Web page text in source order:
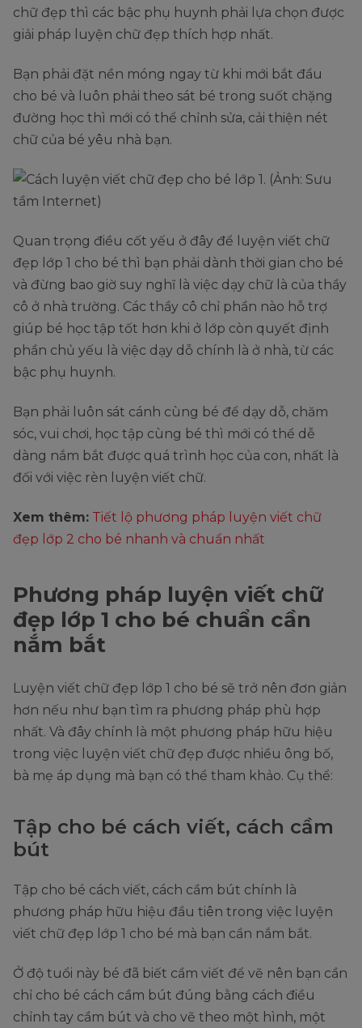
chữ đẹp thì các bậc phụ huynh phải lựa chọn được
giải pháp luyện chữ đẹp thích hợp nhất.
Bạn phải đặt nền móng ngay từ khi mới bắt đầu
cho bé và luôn phải theo sát bé trong suốt chặng
đường học thì mới có thể chỉnh sửa, cải thiện nét
chữ của bé yêu nhà bạn.
Quan trọng điều cốt yếu ở đây để luyện viết chữ
đẹp lớp 1 cho bé thì bạn phải dành thời gian cho bé
và đừng bao giờ suy nghĩ là việc dạy chữ là của thầy
cô ở nhà trường. Các thầy cô chỉ phần nào hỗ trợ
giúp bé học tập tốt hơn khi ở lớp còn quyết định
phần chủ yếu là việc dạy dỗ chính là ở nhà, từ các
bậc phụ huynh.
Bạn phải luôn sát cánh cùng bé để dạy dỗ, chăm
sóc, vui chơi, học tập cùng bé thì mới có thể dễ
dàng nắm bắt được quá trình học của con, nhất là
đối với việc rèn luyện viết chữ.
Xem thêm: Tiết lộ phương pháp luyện viết chữ
đẹp lớp 2 cho bé nhanh và chuẩn nhất
Phương pháp luyện viết chữ
đẹp lớp 1 cho bé chuẩn cần
nắm bắt
Luyện viết chữ đẹp lớp 1 cho bé sẽ trở nên đơn giản
hơn nếu như bạn tìm ra phương pháp phù hợp
nhất. Và đây chính là một phương pháp hữu hiệu
trong việc luyện viết chữ đẹp được nhiều ông bố,
bà mẹ áp dụng mà bạn có thể tham khảo. Cụ thể:
Tập cho bé cách viết, cách cầm
bút
Tập cho bé cách viết, cách cầm bút chính là
phương pháp hữu hiệu đầu tiên trong việc luyện
viết chữ đẹp lớp 1 cho bé mà bạn cần nắm bắt.
Ở độ tuổi này bé đã biết cầm viết để vẽ nên bạn cần
chỉ cho bé cách cầm bút đúng bằng cách điều
chỉnh tay cầm bút và cho vẽ theo một hình, một